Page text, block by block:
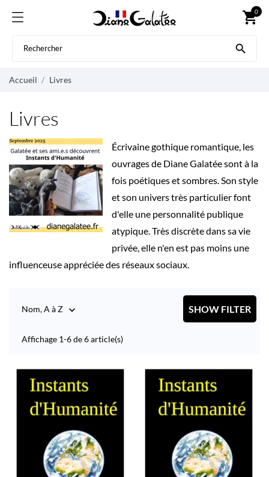
shopping_cart
0

Accueil Livres
Livres
Écrivaine gothique romantique, les
ouvrages de Diane Galatée sont à la
fois poétiques et sombres. Son style
et son univers très particulier font
d'elle une personnalité publique
atypique. Très discrète dans sa vie
privée, elle n'en est pas moins une
influenceuse appréciée des réseaux sociaux.
Nom, A à Z  SHOW FILTER
Affichage 1-6 de 6 article(s)